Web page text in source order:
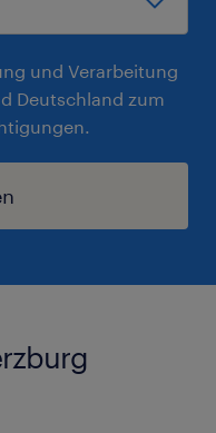
und Verarbeitung
Deutschland zum